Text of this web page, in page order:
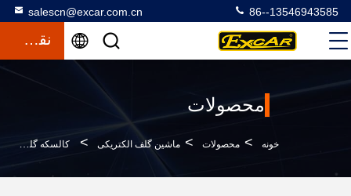
salescn@excar.com.cn 86--13546943585
نقل قول
محصولات
خونه > محصولات > ماشین گلف الکتریکی > کالسکه گلف برقی 2 نفره با جعبه بار آلومینیومی ظرفیت 560 کیلوگرم